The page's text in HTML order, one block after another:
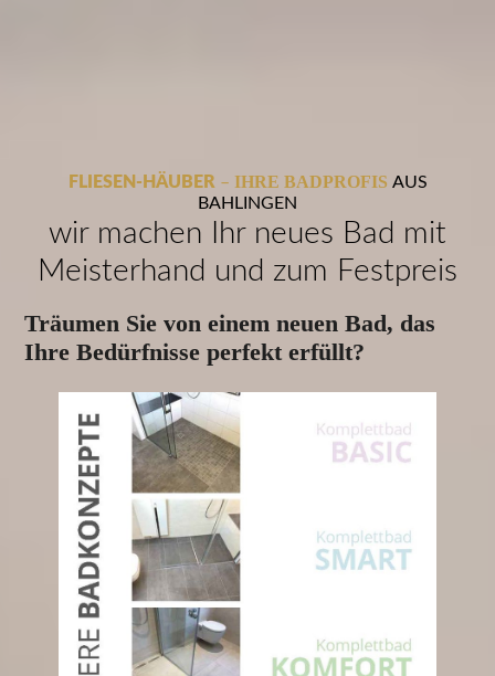
FLIESEN-HÄUBER – IHRE BADPROFIS AUS
BAHLINGEN
wir machen Ihr neues Bad mit
Meisterhand und zum Festpreis
Träumen Sie von einem neuen Bad, das
Ihre Bedürfnisse perfekt erfüllt?